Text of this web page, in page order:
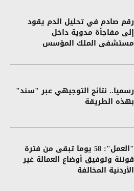
رقم صادم في تحليل الدم يقود
إلى مفاجأة مدوية داخل
مستشفى الملك المؤسس
رسميا.. نتائج التوجيهي عبر "سند"
بهذه الطريقة
"العمل": 58 يوما تبقى من فترة
قوننة وتوفيق أوضاع العمالة غير
الأردنية المخالفة